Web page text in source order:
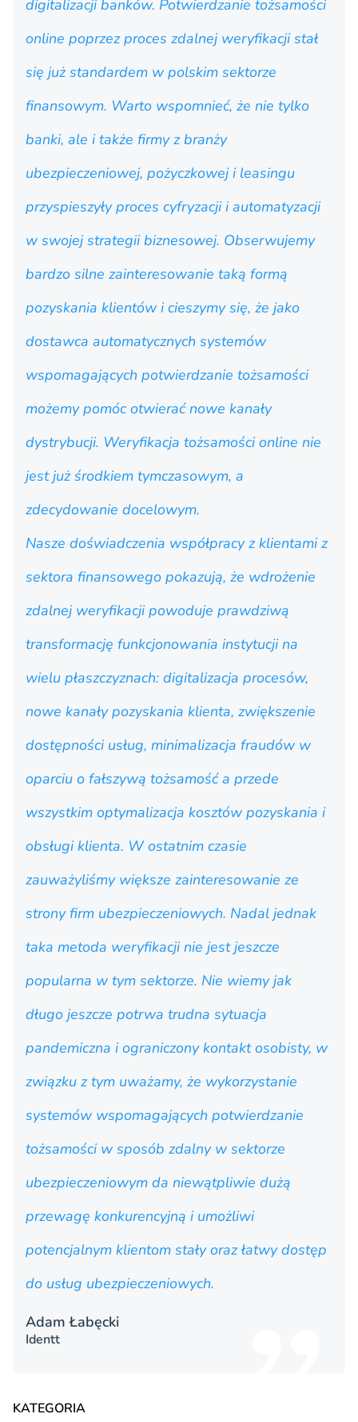
digitalizacji banków. Potwierdzanie tożsamości
online poprzez proces zdalnej weryfikacji stał
się już standardem w polskim sektorze
finansowym. Warto wspomnieć, że nie tylko
banki, ale i także firmy z branży
ubezpieczeniowej, pożyczkowej i leasingu
przyspieszyły proces cyfryzacji i automatyzacji
w swojej strategii biznesowej. Obserwujemy
bardzo silne zainteresowanie taką formą
pozyskania klientów i cieszymy się, że jako
dostawca automatycznych systemów
wspomagających potwierdzanie tożsamości
możemy pomóc otwierać nowe kanały
dystrybucji. Weryfikacja tożsamości online nie
jest już środkiem tymczasowym, a
zdecydowanie docelowym.
Nasze doświadczenia współpracy z klientami z
sektora finansowego pokazują, że wdrożenie
zdalnej weryfikacji powoduje prawdziwą
transformację funkcjonowania instytucji na
wielu płaszczyznach: digitalizacja procesów,
nowe kanały pozyskania klienta, zwiększenie
dostępności usług, minimalizacja fraudów w
oparciu o fałszywą tożsamość a przede
wszystkim optymalizacja kosztów pozyskania i
obsługi klienta. W ostatnim czasie
zauważyliśmy większe zainteresowanie ze
strony firm ubezpieczeniowych. Nadal jednak
taka metoda weryfikacji nie jest jeszcze
popularna w tym sektorze. Nie wiemy jak
długo jeszcze potrwa trudna sytuacja
pandemiczna i ograniczony kontakt osobisty, w
związku z tym uważamy, że wykorzystanie
systemów wspomagających potwierdzanie
tożsamości w sposób zdalny w sektorze
ubezpieczeniowym da niewątpliwie dużą
przewagę konkurencyjną i umożliwi
potencjalnym klientom stały oraz łatwy dostęp
do usług ubezpieczeniowych.
Adam Łabęcki
Identt
KATEGORIA